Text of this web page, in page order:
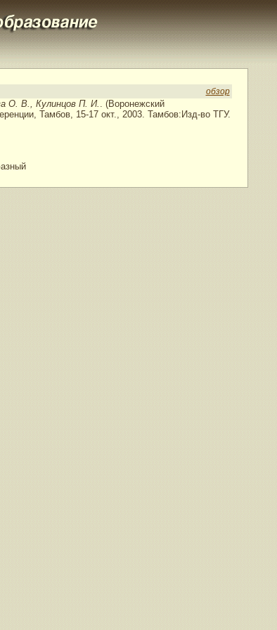
обзор
О. В., Кулинцов П. И. . (Воронежский
Тамбов, 15-17 окт., 2003. Тамбов:Изд-во ТГУ.